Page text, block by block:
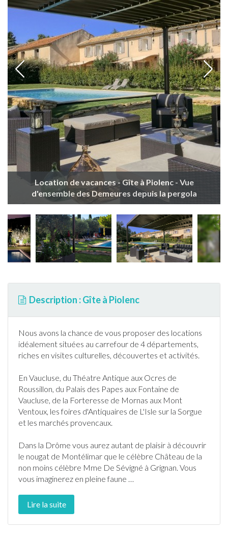
Location de vacances - Gîte à Piolenc - Vue
d'ensemble des Demeures depuis la pergola
Description : Gîte à Piolenc
Nous avons la chance de vous proposer des locations
idéalement situées au carrefour de 4 départements,
riches en visites culturelles, découvertes et activités.
En Vaucluse, du Théatre Antique aux Ocres de
Roussillon, du Palais des Papes aux Fontaine de
Vaucluse, de la Forteresse de Mornas aux Mont
Ventoux, les foires d'Antiquaires de L'Isle sur la Sorgue
et les marchés provencaux.
Dans la Drôme vous aurez autant de plaisir à découvrir
le nougat de Montélimar que le célèbre Château de la
non moins célèbre Mme De Sévigné à Grignan. Vous
vous imaginerez en pleine faune …
Lire la suite